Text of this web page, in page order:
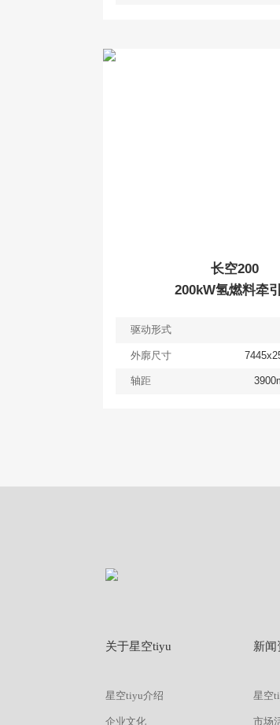
长空200
200kW氢燃料牵
驱动形式
外廓尺寸
轴距
关于星空tiyu
星空tiyu介绍
企业文化
新闻
星空
市场